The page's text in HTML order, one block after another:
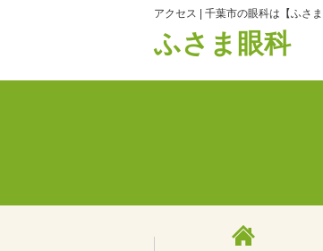
アクセス | 千葉市の眼科は【ふさ
ふさま眼科